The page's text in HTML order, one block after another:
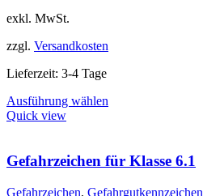
exkl. MwSt.
zzgl. Versandkosten
Lieferzeit: 3-4 Tage
Ausführung wählen
Varianten
Die
Quick view
Gefahrzeichen für Klasse 6.1
Gefahrzeichen, Gefahrgutkennzeichen